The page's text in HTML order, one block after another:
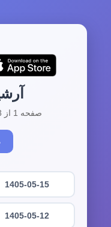
صفحه 1 از 343 | مجموع 3424 آرشیو
1405-05-15
1405-05-12